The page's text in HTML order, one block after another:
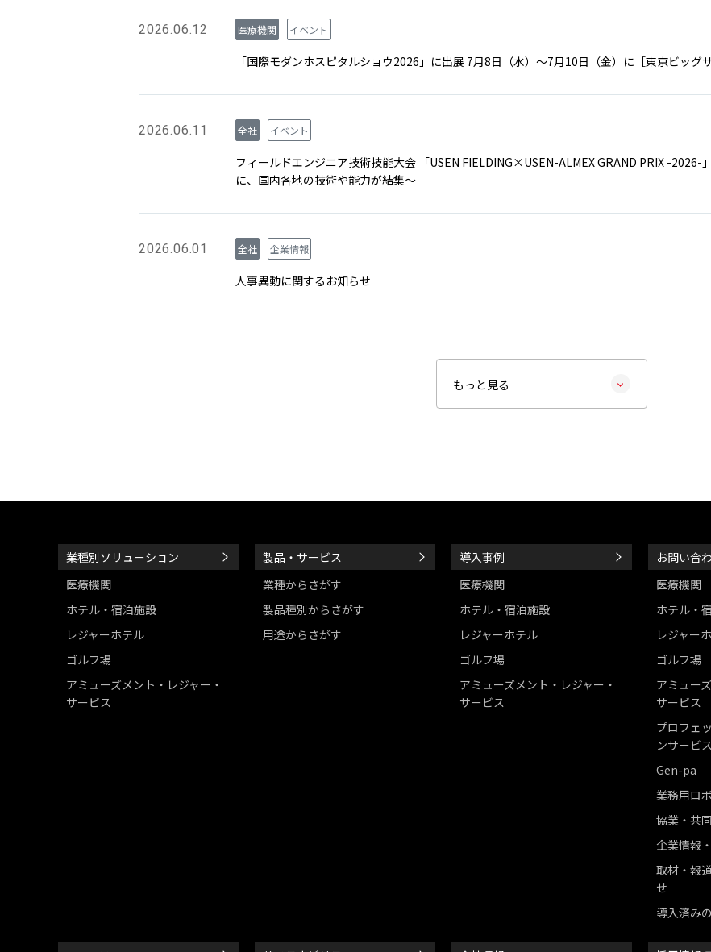
2026.06.12 医療機関 イベント
「国際モダンホスピタルショウ2026」に出展 7月8日（水）～7月10日（金）に［東京ビッグ
2026.06.11 全社 イベント
フィールドエンジニア技術技能大会 「USEN FIELDING×USEN-ALMEX GRAND PRIX -
に、国内各地の技術や能力が結集～
2026.06.01 全社 企業情報
人事異動に関するお知らせ
もっと見る
業種別ソリューション
医療機関
ホテル・宿泊施設
レジャーホテル
ゴルフ場
アミューズメント・レジャー・
サービス
製品・サービス
業種からさがす
製品種別からさがす
用途からさがす
導入事例
医療機関
ホテル・宿泊施設
レジャーホテル
ゴルフ場
アミューズメント・レジャー・
サービス
お問い合
医療機関
ホテル・
レジャー
ゴルフ場
アミュー
サービス
プロフェ
ンサービ
Gen-pa
業務用ロ
協業・共
企業情報
取材・報
せ
導入済み